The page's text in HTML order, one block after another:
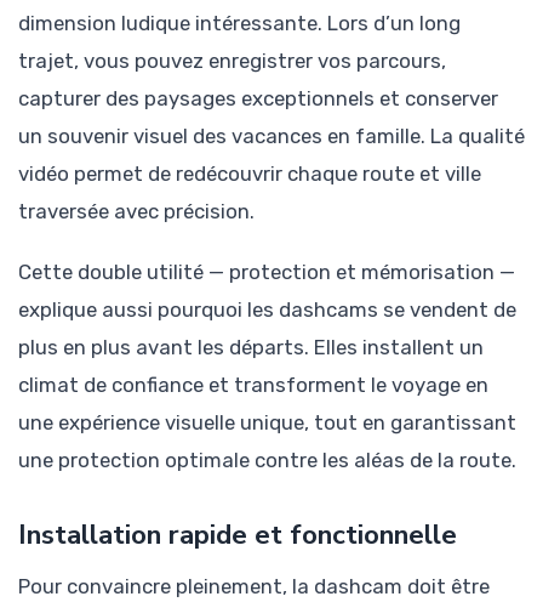
dimension ludique intéressante. Lors d’un long
trajet, vous pouvez enregistrer vos parcours,
capturer des paysages exceptionnels et conserver
un souvenir visuel des vacances en famille. La qualité
vidéo permet de redécouvrir chaque route et ville
traversée avec précision.
Cette double utilité — protection et mémorisation —
explique aussi pourquoi les dashcams se vendent de
plus en plus avant les départs. Elles installent un
climat de confiance et transforment le voyage en
une expérience visuelle unique, tout en garantissant
une protection optimale contre les aléas de la route.
Installation rapide et fonctionnelle
Pour convaincre pleinement, la dashcam doit être